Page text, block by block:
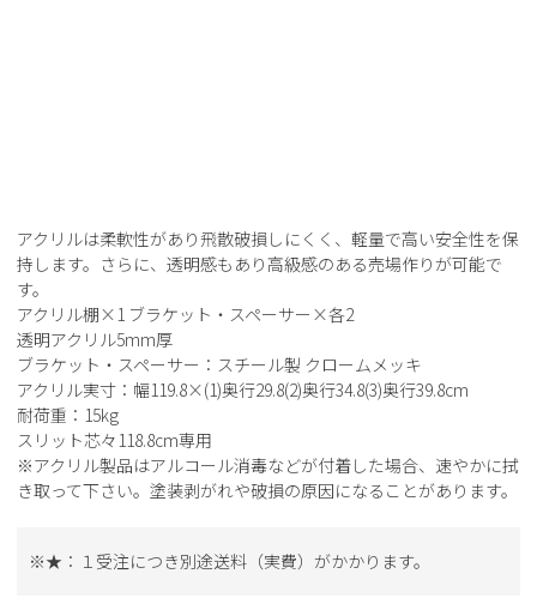
アクリルは柔軟性があり飛散破損しにくく、軽量で高い安全性を保
持します。さらに、透明感もあり高級感のある売場作りが可能で
す。
アクリル棚×1 ブラケット・スペーサー×各2
透明アクリル5mm厚
ブラケット・スペーサー：スチール製 クロームメッキ
アクリル実寸：幅119.8×(1)奥行29.8(2)奥行34.8(3)奥行39.8cm
耐荷重：15kg
スリット芯々118.8cm専用
※アクリル製品はアルコール消毒などが付着した場合、速やかに拭
き取って下さい。塗装剥がれや破損の原因になることがあります。
※★：１受注につき別途送料（実費）がかかります。